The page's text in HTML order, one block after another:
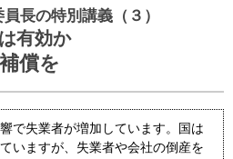
長の特別講義（３）
有効か
償を
いますが、失業者や会社の倒産を